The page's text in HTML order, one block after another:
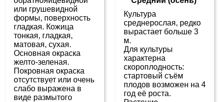
или грушевидной
формы, поверхность
гладкая. Кожица
тонкая, гладкая,
матовая, сухая.
Основная окраска
желто-зеленая.
Покровная окраска
отсутствует или очень
слабо выражена в
виде размытого
Культура
среднерослая, редко
вырастает больше 3
м.
Для культуры
характерна
скороплодность:
стартовый съём
плодов возможен на 4
год её роста.